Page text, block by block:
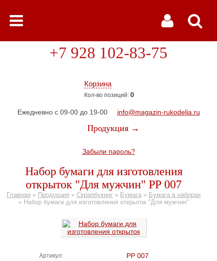
Корзина
Кол-во позиций: 0
+7 928 102-83-75
Ежедневно с 09-00 до 19-00 info@magazin-rukodelia.ru
Продукция →
Забыли пароль?
Набор бумаги для изготовления
открыток "Для мужчин" РР 007
Главная » Продукция » Скрапбукинг» Бумага» Бумага в наборах
» Набор бумаги для изготовления открыток "Для мужчин"
Артикул: РР 007